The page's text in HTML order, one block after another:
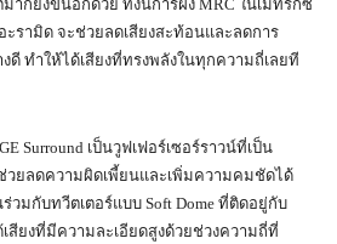
ากยิ่งขึ้นอีกด้วย ทั้งนี้การฝัง MRC ในเมทริกซ์
รามิด จะช่วยลดเสียงสะท้อนและลดการ
ดี ทำให้ได้เสียงที่ทรงพลังในทุกความถี่เลยที
Surround เป็นวูฟเฟอร์เซอร์ราวน์ที่เป็น
วยลดความผิดเพี้ยนและเพิ่มความคมชัดได้
วมกับทวีตเตอร์แบบ Soft Dome ที่ติดอยู่กับ
เสียงที่มีความละเอียดสูงด้วยช่วงความถี่ที่